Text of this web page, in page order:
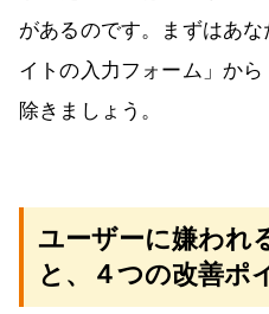
があるのです。まずはあ
イトの入力フォーム」か
除きましょう。
ユーザーに嫌われ
と、４つの改善ポ